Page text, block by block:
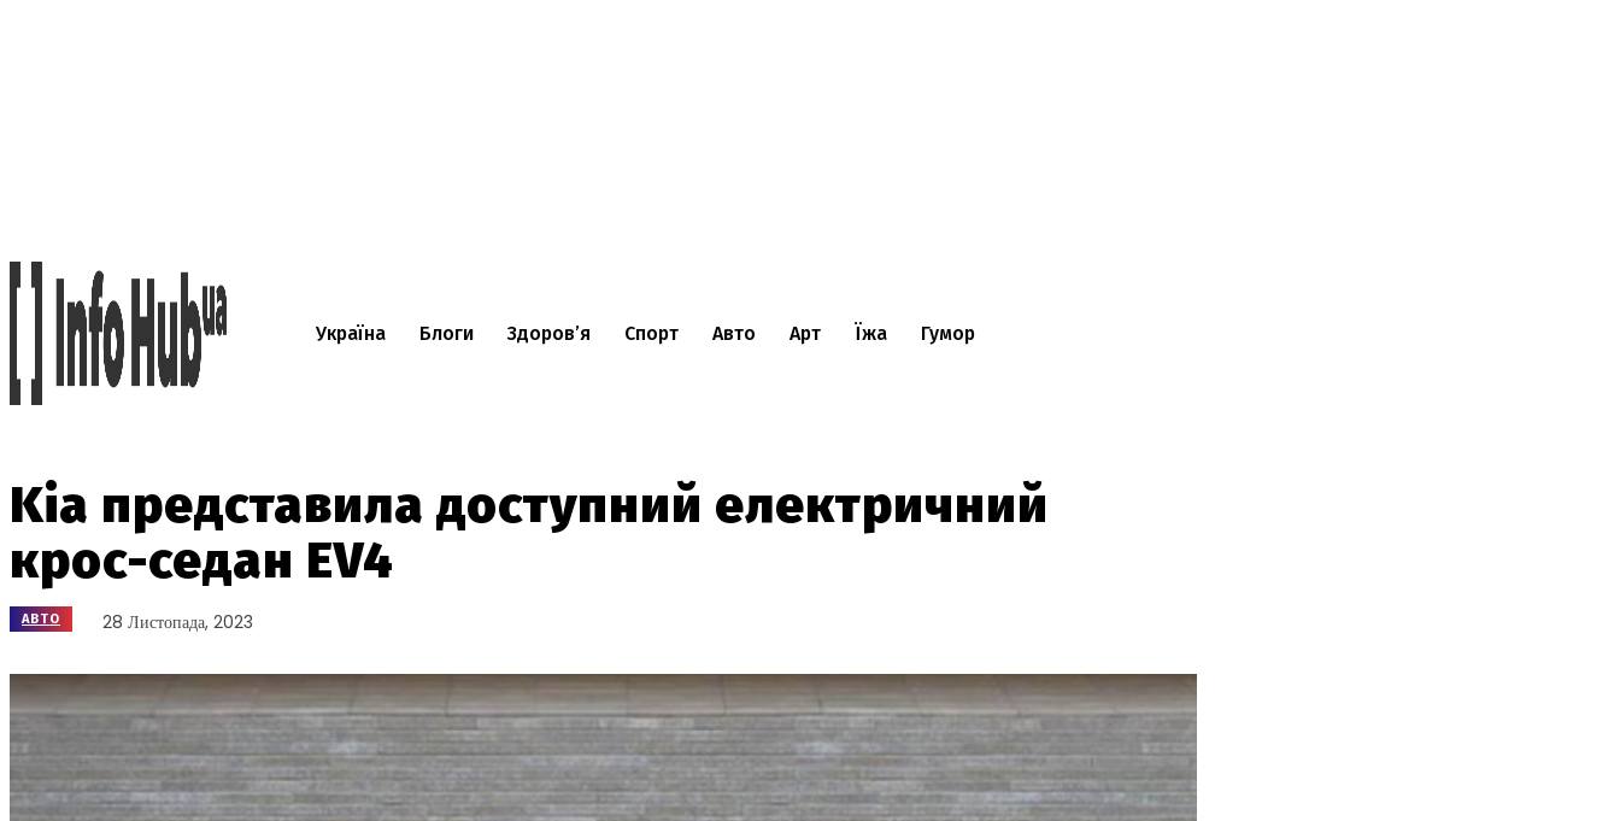
Україна Блоги Здоров’я Спорт Авто Арт Їжа Гумор
Kia представила доступний електричний
крос-седан EV4
АВТО 28 Листопада, 2023